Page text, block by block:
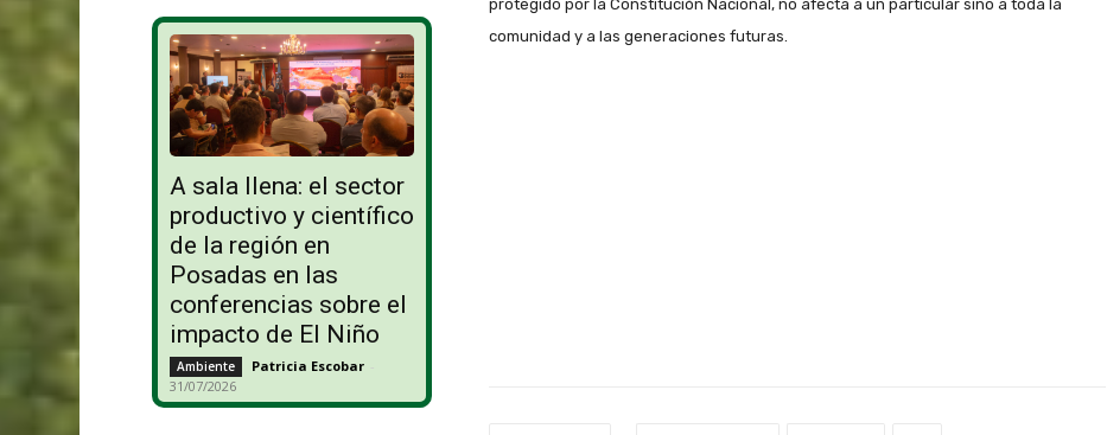
A sala llena: el sector
productivo y científico
de la región en
Posadas en las
conferencias sobre el
impacto de El Niño
Ambiente Patricia Escobar -
31/07/2026
protegido por la Constitución Nacional, no afecta a un particular sino a toda la
comunidad y a las generaciones futuras.